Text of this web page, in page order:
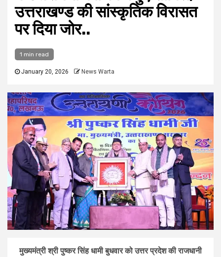
उत्तराखण्ड की सांस्कृतिक विरासत
पर दिया जोर..
1 min read
January 20, 2026 News Warta
मुख्यमंत्री श्री पुष्कर सिंह धामी बुधवार को उत्तर प्रदेश की राजधानी